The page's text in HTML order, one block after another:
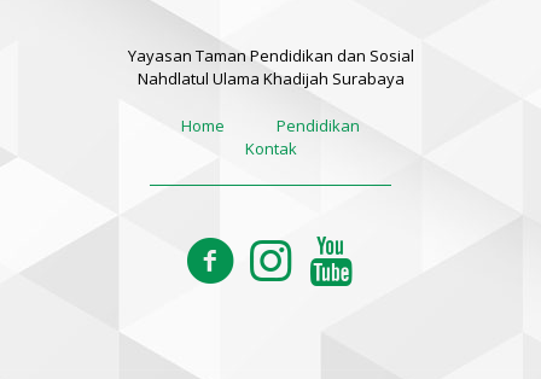
Yayasan Taman Pendidikan dan Sosial
Nahdlatul Ulama Khadijah Surabaya
Home
Pendidikan
Kontak